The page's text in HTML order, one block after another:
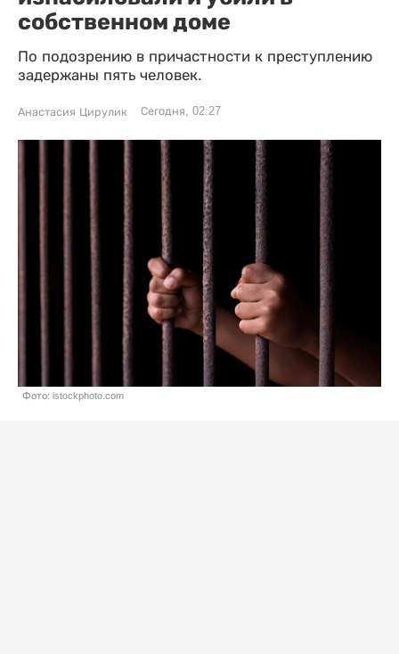
собственном доме
По подозрению в причастности к преступлению
задержаны пять человек.
Анастасия Цирулик Сегодня, 02:27
Фото: istockphoto.com